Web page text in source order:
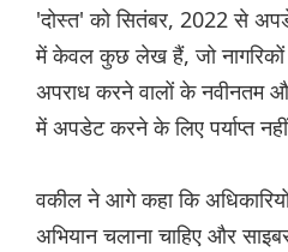
'दोस्त' को सितंबर, 2022 से
में केवल कुछ लेख हैं, जो नागरिकों
अपराध करने वालों के नवीनतम
में अपडेट करने के लिए पर्याप्त
वकील ने आगे कहा कि
अभियान चलाना चाहिए और